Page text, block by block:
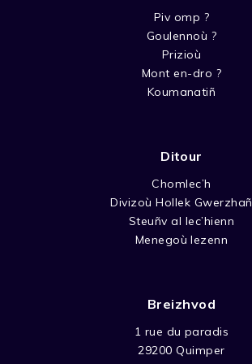
Piv omp ?
Goulennoù ?
Prizioù
Mont en-dro ?
Koumanatiñ
Ditour
Chomlec’h
Divizoù Hollek Gwerzhañ
Steuñv al lec’hienn
Menegoù lezenn
Breizhvod
1 rue du paradis
29200 Quimper